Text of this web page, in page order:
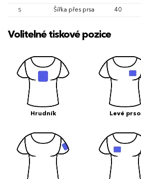
S Šířka přes prsa 40
Volitelné tiskové pozice
Hrudník Levé prso